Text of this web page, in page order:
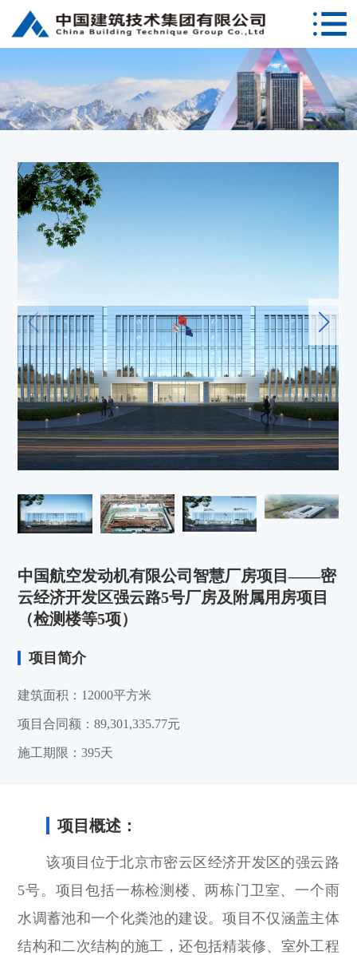
中国航空发动机有限公司智慧厂房项目——密
云经济开发区强云路5号厂房及附属用房项目
（检测楼等5项）
项目简介
建筑面积：12000平方米
项目合同额：89,301,335.77元
施工期限：395天
项目概述：
该项目位于北京市密云区经济开发区的强云路
5号。项目包括一栋检测楼、两栋门卫室、一个雨
水调蓄池和一个化粪池的建设。项目不仅涵盖主体
结构和二次结构的施工，还包括精装修、室外工程